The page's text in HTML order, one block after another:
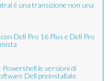
è una transizione non una
Dell Pro 16 Plus e Dell Pro
le versioni di
Dell preinstallate